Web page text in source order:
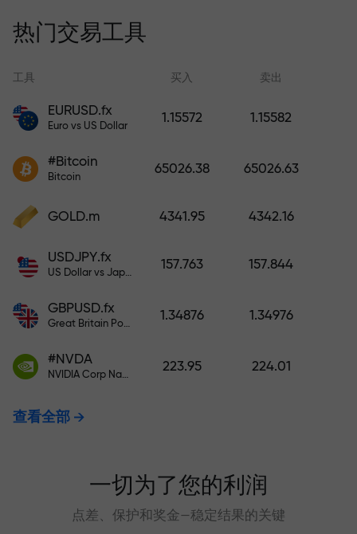
证6个月内利润增长3倍。放心交易—
您的资金受到保护！
奖金。X1000不是印刷错误。存款
热门交易工具
工具 买入 卖出
EURUSD.fx
Euro vs US Dollar
1.15572 1.15582
#Bitcoin
Bitcoin
65026.38 65026.63
GOLD.m 4341.95 4342.16
USDJPY.fx
US Dollar vs Japanese Yen
157.763 157.844
GBPUSD.fx
Great Britain Pound vs US Dollar
1.34876 1.34976
#NVDA
NVIDIA Corp Nasdaq Stock Exchange (Nasdaq) USD
223.95 224.01
查看全部
一切为了您的利润
点差、保护和奖金—稳定结果的关键